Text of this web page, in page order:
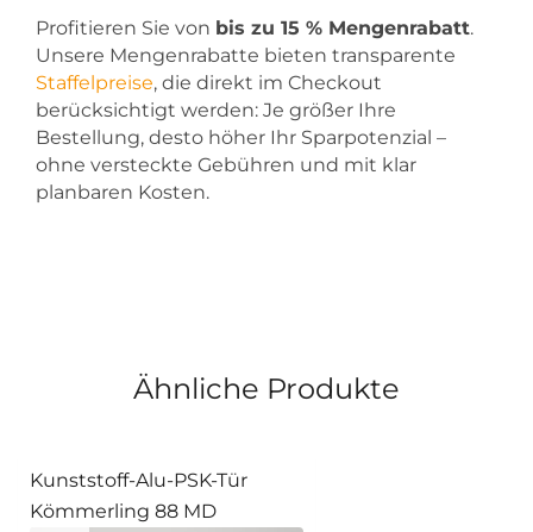
Profitieren Sie von bis zu 15 % Mengenrabatt.
Unsere Mengenrabatte bieten transparente
Staffelpreise, die direkt im Checkout
berücksichtigt werden: Je größer Ihre
Bestellung, desto höher Ihr Sparpotenzial –
ohne versteckte Gebühren und mit klar
planbaren Kosten.
Ähnliche Produkte
Kunststoff-Alu-PSK-Tür
Kömmerling 88 MD